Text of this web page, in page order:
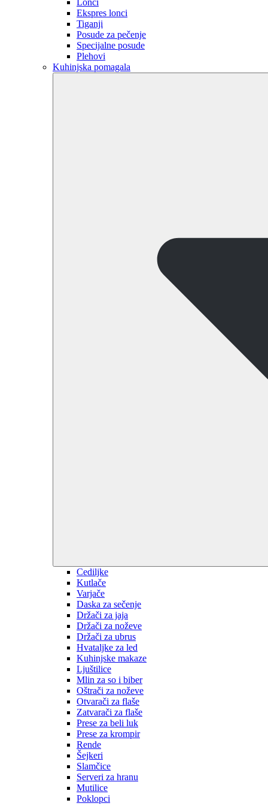
Lonci
Ekspres lonci
Tiganji
Posude za pečenje
Specijalne posude
Plehovi
Kuhinjska pomagala
Cediljke
Kutlače
Varjače
Daska za sečenje
Držači za jaja
Držači za noževe
Držači za ubrus
Hvataljke za led
Kuhinjske makaze
Ljuštilice
Mlin za so i biber
Oštrači za noževe
Otvarači za flaše
Zatvarači za flaše
Prese za beli luk
Prese za krompir
Rende
Šejkeri
Slamčice
Serveri za hranu
Mutilice
Poklopci